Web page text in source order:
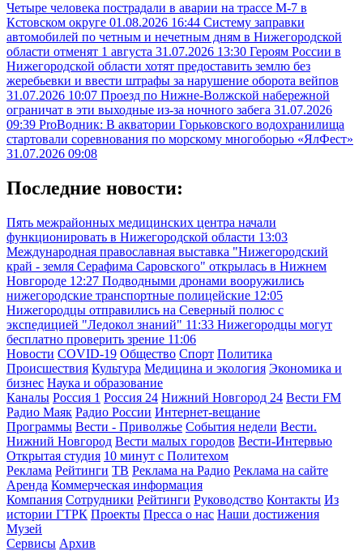
Четыре человека пострадали в аварии на трассе М-7 в
Кстовском округе 01.08.2026 16:44 Систему заправки
автомобилей по четным и нечетным дням в Нижегородской
области отменят 1 августа 31.07.2026 13:30 Героям России в
Нижегородской области хотят предоставить землю без
жеребьевки и ввести штрафы за нарушение оборота вейпов
31.07.2026 10:07 Проезд по Нижне-Волжской набережной
ограничат в эти выходные из-за ночного забега 31.07.2026
09:39 ProВодник: В акватории Горьковского водохранилища
стартовали соревнования по морскому многоборью «ЯлФест»
31.07.2026 09:08
Последние новости:
Пять межрайонных медицинских центра начали
функционировать в Нижегородской области 13:03
Международная православная выставка "Нижегородский
край - земля Серафима Саровского" открылась в Нижнем
Новгороде 12:27 Подводными дронами вооружились
нижегородские транспортные полицейские 12:05
Нижегородцы отправились на Северный полюс с
экспедицией "Ледокол знаний" 11:33 Нижегородцы могут
бесплатно проверить зрение 11:06
Новости COVID-19 Общество Спорт Политика
Происшествия Культура Медицина и экология Экономика и
бизнес Наука и образование
Каналы Россия 1 Россия 24 Нижний Новгород 24 Вести FM
Радио Маяк Радио России Интернет-вещание
Программы Вести - Приволжье События недели Вести.
Нижний Новгород Вести малых городов Вести-Интервью
Открытая студия 10 минут с Политехом
Реклама Рейтинги ТВ Реклама на Радио Реклама на сайте
Аренда Коммерческая информация
Компания Сотрудники Рейтинги Руководство Контакты Из
истории ГТРК Проекты Пресса о нас Наши достижения
Музей
Сервисы Архив